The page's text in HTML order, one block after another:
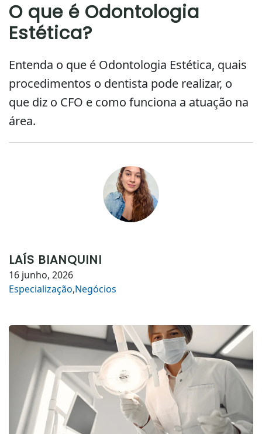
O que é Odontologia
Estética?
Entenda o que é Odontologia Estética, quais
procedimentos o dentista pode realizar, o
que diz o CFO e como funciona a atuação na
área.
LAÍS BIANQUINI
16 junho, 2026
Especialização,Negócios